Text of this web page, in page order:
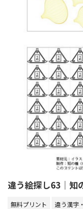
違う絵探し63｜知
無料プリント 違う漢字